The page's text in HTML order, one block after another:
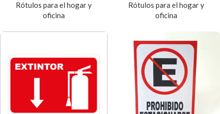
Rótulos para el hogar y
oficina
Rótulos para el hogar y
oficina